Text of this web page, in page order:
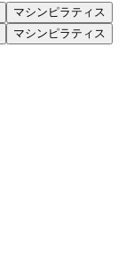
マシンピラティス
マシンピラティス